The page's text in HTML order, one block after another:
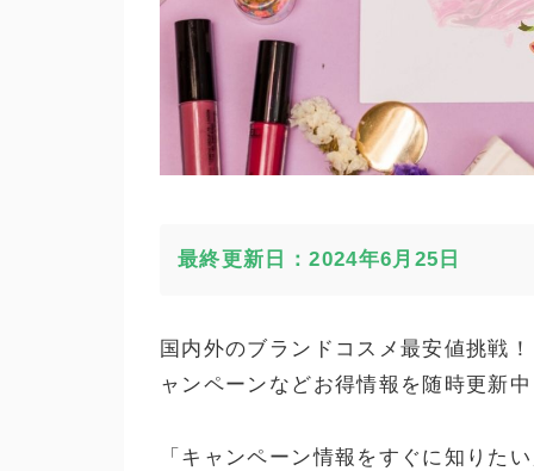
最終更新日：2024年6月25日
国内外のブランドコスメ最安値挑戦
ャンペーンなどお得情報を随時更新
「キャンペーン情報をすぐに知りた